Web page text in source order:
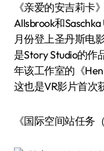
《亲爱的安吉莉卡
Allsbrook和
月份登上圣丹斯电
是Story Studio的作
年该工作室的《
这也是VR影片首次
《国际空间站任务